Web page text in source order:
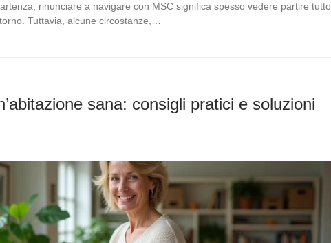
rinunciare a navigare con MSC significa spesso vedere partire tutto
Tuttavia, alcune circostanze,…
sana: consigli pratici e soluzioni